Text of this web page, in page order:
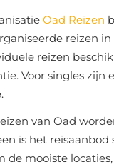
Oad Reizen
reizen
reizen
Voor singles zijn
van Oad
is het
de mooiste